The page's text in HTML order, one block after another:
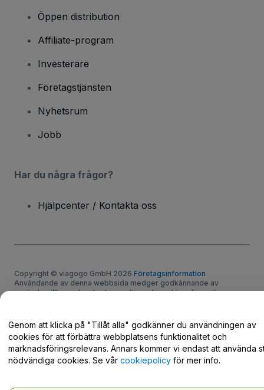
Öppen distribution
Affiliate-program
Investerare
Företagstjänsten
Nyhetsrum
Jobb
Har du några frågor?
Hjälpcenter / Kontakta oss
Copyright © viagogo GmbH 2026 Företagsinformation
Användande av denna webbsida medger godkännande av
användarvillkorochsekretesspolicyochcookiepolicyoch
Genom att klicka på "Tillåt alla" godkänner du användningen av
cookies för att förbättra webbplatsens funktionalitet och
marknadsföringsrelevans. Annars kommer vi endast att använda
nödvändiga cookies. Se vår cookiepolicy för mer info.